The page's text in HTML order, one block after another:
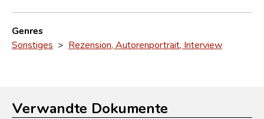
Genres
Sonstiges > Rezension, Autorenportrait, Interview
Verwandte Dokumente